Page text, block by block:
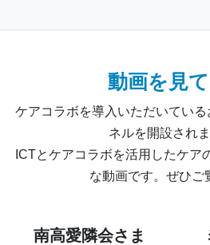
動画を見
ケアコラボを導入いただいてい
ネルを開設されま
ICTとケアコラボを活用したケア
な動画です。ぜひご
南高愛隣会さま